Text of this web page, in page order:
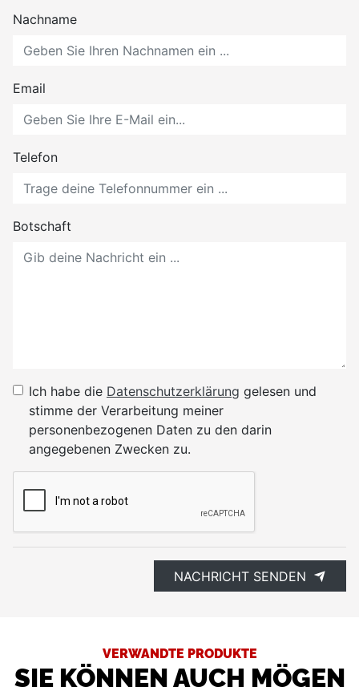
Nachname
Email
Telefon
Botschaft
Ich habe die Datenschutzerklärung gelesen und
stimme der Verarbeitung meiner
personenbezogenen Daten zu den darin
angegebenen Zwecken zu.
NACHRICHT SENDEN
VERWANDTE PRODUKTE
SIE KÖNNEN AUCH MÖGEN